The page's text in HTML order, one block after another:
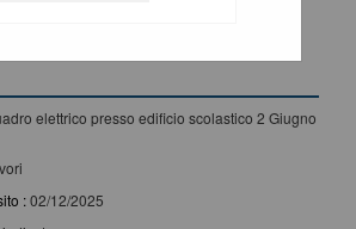
elettrico presso edificio scolastico 2 Giugno
:02/12/2025